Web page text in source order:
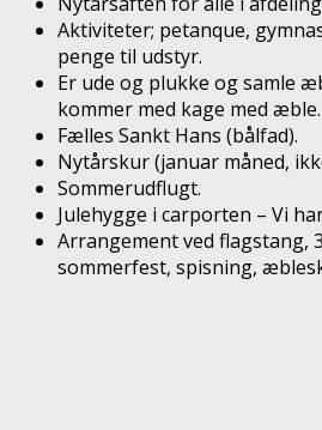
Aktiviteter; petanque,
penge til udstyr.
Er ude og plukke og samle
kommer med kage med æble.
Fælles Sankt Hans (bålfad).
Nytårskur (januar måned,
Sommerudflugt.
Julehygge i carporten – Vi
Arrangement ved flagstang,
sommerfest, spisning,